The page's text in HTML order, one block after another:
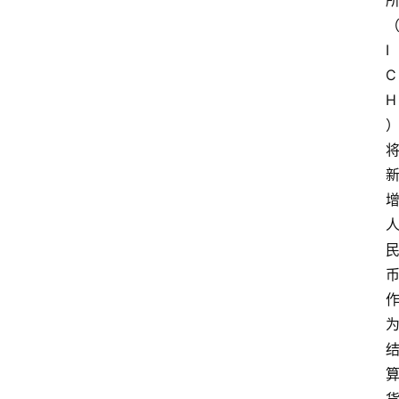
（
I
C
H
）
将
新
增
人
民
币
作
为
结
算